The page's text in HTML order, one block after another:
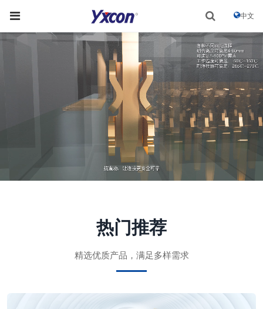
中文
热门推荐
精选优质产品，满足多样需求